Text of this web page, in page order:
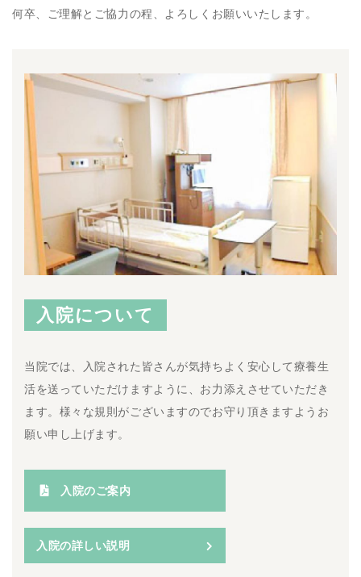
何卒、ご理解とご協力の程、よろしくお願いいたします。
入院について
当院では、入院された皆さんが気持ちよく安心して療養生
活を送っていただけますように、お力添えさせていただき
ます。様々な規則がございますのでお守り頂きますようお
願い申し上げます。
入院のご案内
入院の詳しい説明